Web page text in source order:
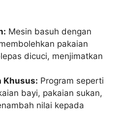
Mesin basuh dengan
pakaian
dicuci, menjimatkan
Khusus: Program seperti
bayi, pakaian sukan,
nilai kepada